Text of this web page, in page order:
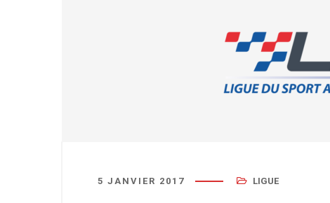
5 JANVIER 2017 LIGUE